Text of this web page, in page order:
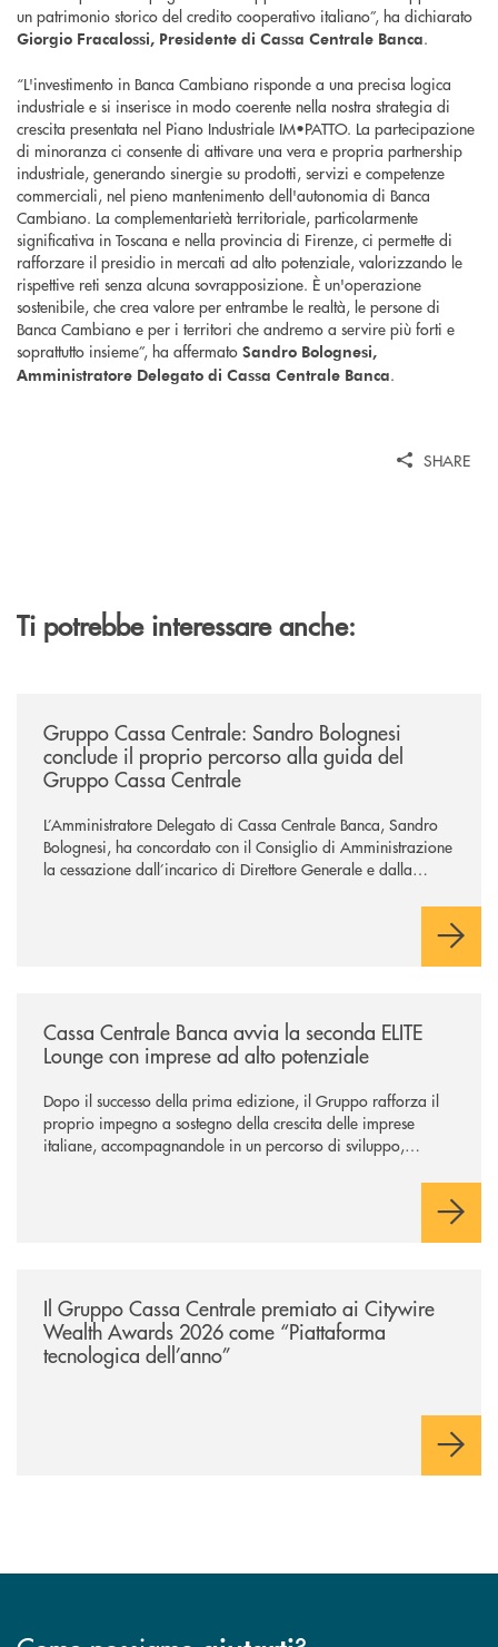
un patrimonio storico del credito cooperativo italiano”, ha dichiarato
Giorgio Fracalossi, Presidente di Cassa Centrale Banca.
“L'investimento in Banca Cambiano risponde a una precisa logica
industriale e si inserisce in modo coerente nella nostra strategia di
crescita presentata nel Piano Industriale IM•PATTO. La partecipazione
di minoranza ci consente di attivare una vera e propria partnership
industriale, generando sinergie su prodotti, servizi e competenze
commerciali, nel pieno mantenimento dell'autonomia di Banca
Cambiano. La complementarietà territoriale, particolarmente
significativa in Toscana e nella provincia di Firenze, ci permette di
rafforzare il presidio in mercati ad alto potenziale, valorizzando le
rispettive reti senza alcuna sovrapposizione. È un'operazione
sostenibile, che crea valore per entrambe le realtà, le persone di
Banca Cambiano e per i territori che andremo a servire più forti e
soprattutto insieme”, ha affermato Sandro Bolognesi,
Amministratore Delegato di Cassa Centrale Banca.
SHARE
Ti potrebbe interessare anche:
Gruppo Cassa Centrale: Sandro Bolognesi
conclude il proprio percorso alla guida del
Gruppo Cassa Centrale
L’Amministratore Delegato di Cassa Centrale Banca, Sandro
Bolognesi, ha concordato con il Consiglio di Amministrazione
la cessazione dall’incarico di Direttore Generale e dalla
Il Gruppo, sotto la guida dell’Amministratore Delegato, e con
Cassa Centrale Banca avvia la seconda ELITE
Lounge con imprese ad alto potenziale
Dopo il successo della prima edizione, il Gruppo rafforza il
proprio impegno a sostegno della crescita delle imprese
italiane, accompagnandole in un percorso di sviluppo,
Il Gruppo Cassa Centrale premiato ai Citywire
Wealth Awards 2026 come “Piattaforma
tecnologica dell’anno”